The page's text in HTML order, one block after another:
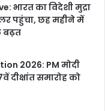
भारत का विदेशी मुद्रा
पहुंचा, छह महीने में
बढ़त
2026: PM मोदी
दीक्षांत समारोह को